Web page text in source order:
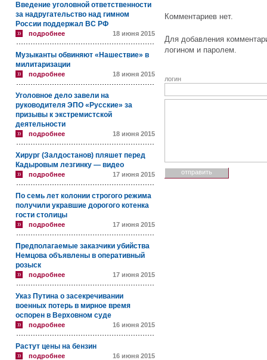
Введение уголовной ответственности
за надругательство над гимном
России поддержал ВС РФ
подробнее 18 июня 2015
Музыканты обвиняют «Нашествие» в
милитаризации
подробнее 18 июня 2015
Уголовное дело завели на
руководителя ЭПО «Русские» за
призывы к экстремистской
деятельности
подробнее 18 июня 2015
Хирург (Залдостанов) пляшет перед
Кадыровым лезгинку — видео
подробнее 17 июня 2015
По семь лет колонии строгого режима
получили укравшие дорогого котенка
гости столицы
подробнее 17 июня 2015
Предполагаемые заказчики убийства
Немцова объявлены в оперативный
розыск
подробнее 17 июня 2015
Указ Путина о засекречивании
военных потерь в мирное время
оспорен в Верховном суде
подробнее 16 июня 2015
Растут цены на бензин
подробнее 16 июня 2015
Комментариев нет.
Для добавления
логином и паролем.
логин